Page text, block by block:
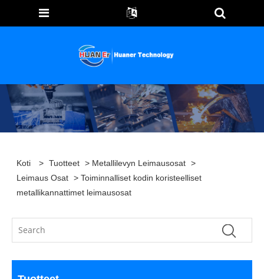
Koti > Tuotteet > Metallilevyn Leimausosat >
Leimaus Osat > Toiminnalliset kodin koristeelliset
metallikannattimet leimausosat